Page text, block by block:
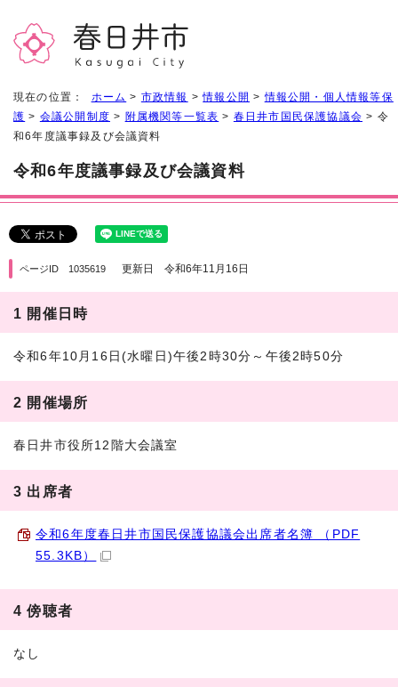
現在の位置： ホーム > 市政情報 >情報公開 >情報公開・個人情報等保
護 > 会議公開制度 > 附属機関等一覧表 > 春日井市国民保護協議会 > 令
和6年度議事録及び会議資料
令和6年度議事録及び会議資料
ページID 1035619 更新日 令和6年11月16日
1 開催日時
令和6年10月16日(水曜日)午後2時30分～午後2時50分
2 開催場所
春日井市役所12階大会議室
3 出席者
令和6年度春日井市国民保護協議会出席者名簿 （PDF
55.3KB）
4 傍聴者
なし